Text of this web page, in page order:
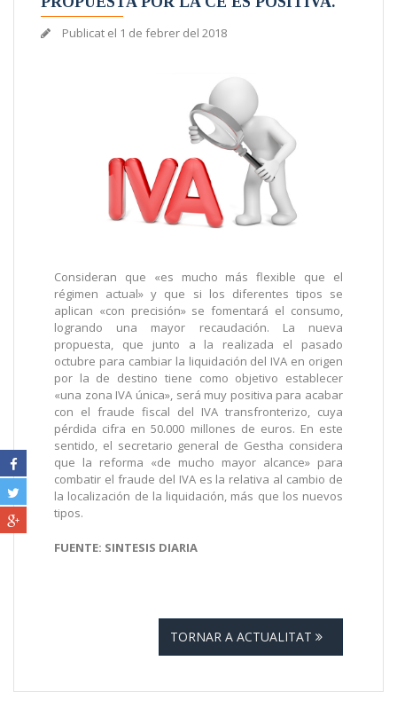
Publicat el 1 de febrer del 2018
Consideran que «es mucho más flexible que el
régimen actual» y que si los diferentes tipos se
aplican «con precisión» se fomentará el consumo,
logrando una mayor recaudación. La nueva
propuesta, que junto a la realizada el pasado
octubre para cambiar la liquidación del IVA en origen
por la de destino tiene como objetivo establecer
«una zona IVA única», será muy positiva para acabar
con el fraude fiscal del IVA transfronterizo, cuya
pérdida cifra en 50.000 millones de euros. En este
sentido, el secretario general de Gestha considera
que la reforma «de mucho mayor alcance» para
combatir el fraude del IVA es la relativa al cambio de
la localización de la liquidación, más que los nuevos
tipos.
FUENTE: SINTESIS DIARIA
TORNAR A ACTUALITAT